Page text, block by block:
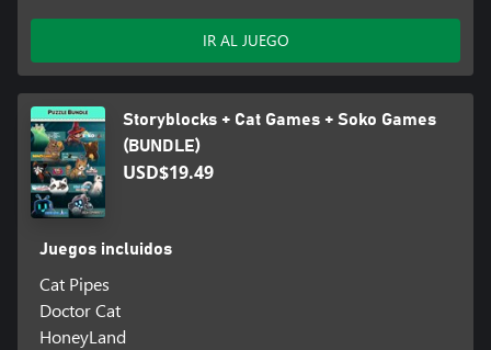
IR AL JUEGO
Storyblocks + Cat Games + Soko Games
(BUNDLE)
USD$19.49
Juegos incluidos
Cat Pipes
Doctor Cat
HoneyLand